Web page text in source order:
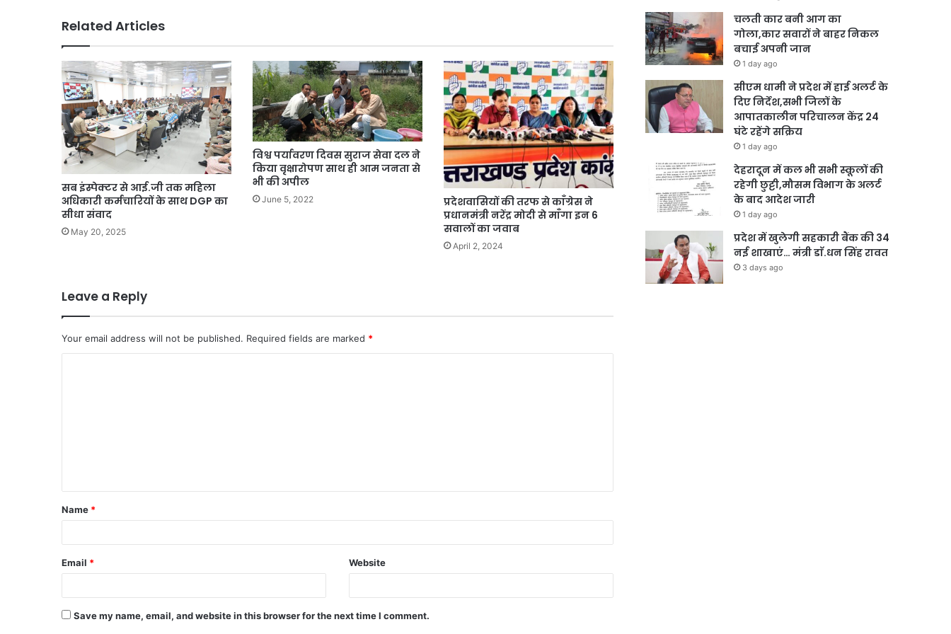
Related Articles
सब इंस्पेक्टर से आई.जी तक महिला
अधिकारी कर्मचारियों के साथ DGP का
सीधा संवाद
May 20, 2025
विश्व पर्यावरण दिवस सुराज सेवा दल ने
किया वृक्षारोपण साथ ही आम जनता से
भी की अपील
June 5, 2022
प्रदेशवासियों की तरफ से काँग्रेस ने
प्रधानमंत्री नरेंद्र मोदी से माँगा इन 6
सवालों का जवाब
April 2, 2024
Leave a Reply
Your email address will not be published. Required fields are marked *
t
*
Name *
Email * Website
Save my name, email, and website in this browser for the next time I comment.
चलती कार बनी आग का
गोला,कार सवारों ने बाहर निकल
बचाई अपनी जान
1 day ago
सीएम धामी ने प्रदेश में हाई अलर्ट के
दिए निर्देश,सभी जिलों के
आपातकालीन परिचालन केंद्र 24
घंटे रहेंगे सक्रिय
1 day ago
देहरादून में कल भी सभी स्कूलों की
रहेगी छुट्टी,मौसम विभाग के अलर्ट
के बाद आदेश जारी
1 day ago
प्रदेश में खुलेगी सहकारी बैंक की 34
नई शाखाएं… मंत्री डाॅ.धन सिंह रावत
3 days ago